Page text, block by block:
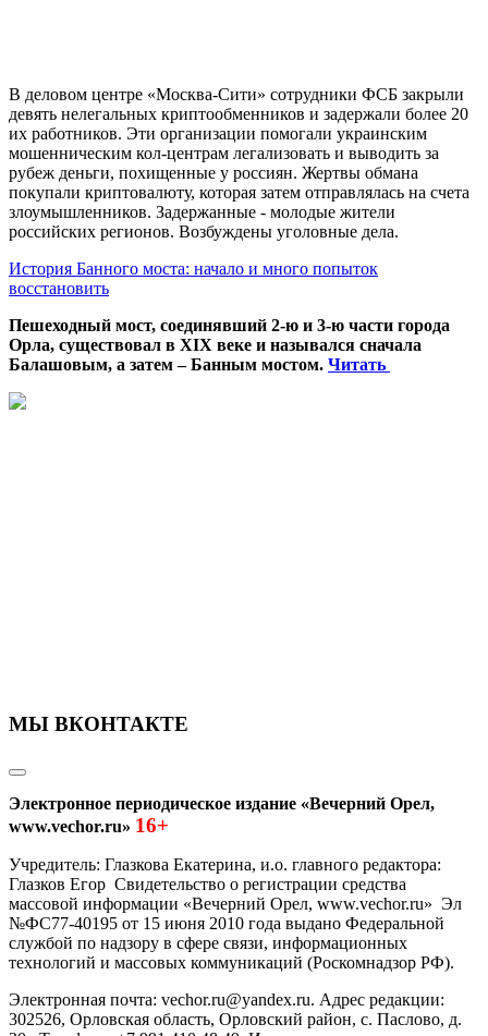
В деловом центре «Москва-Сити» сотрудники ФСБ закрыли
девять нелегальных криптообменников и задержали более 20
их работников. Эти организации помогали украинским
мошенническим кол-центрам легализовать и выводить за
рубеж деньги, похищенные у россиян. Жертвы обмана
покупали криптовалюту, которая затем отправлялась на счета
злоумышленников. Задержанные - молодые жители
российских регионов. Возбуждены уголовные дела.
История Банного моста: начало и много попыток
восстановить
Пешеходный мост, соединявший 2-ю и 3-ю части города
Орла, существовал в XIX веке и назывался сначала
Балашовым, а затем – Банным мостом. Читать
МЫ ВКОНТАКТЕ
Электронное периодическое издание «Вечерний Орел,
www.vechor.ru» 16+
Учредитель: Глазкова Екатерина, и.о. главного редактора:
Глазков Егор Свидетельство о регистрации средства
массовой информации «Вечерний Орел, www.vechor.ru» Эл
№ФС77-40195 от 15 июня 2010 года выдано Федеральной
службой по надзору в сфере связи, информационных
технологий и массовых коммуникаций (Роскомнадзор РФ).
Электронная почта: vechor.ru@yandex.ru. Адрес редакции:
302526, Орловская область, Орловский район, с. Паслово, д.